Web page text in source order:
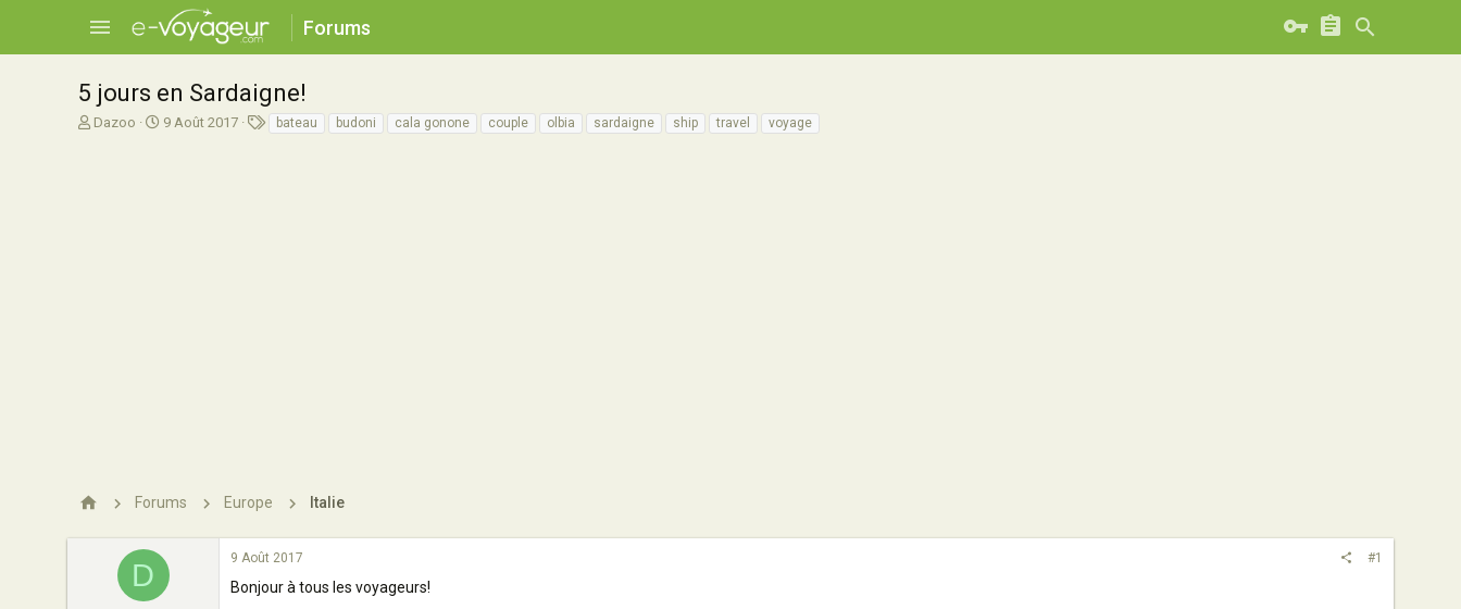
Forums
5 jours en Sardaigne!
A
Dazoo
D
9 Août 2017 bateau budoni cala gonone couple olbia sardaigne ship travel voyage
Forums Europe Italie
D 9 Août 2017 #1
Bonjour à tous les voyageurs!